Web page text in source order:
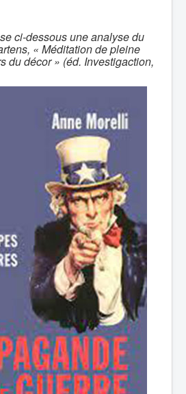
ci-dessous une analyse du
« Méditation de pleine
du décor » (éd. Investigaction,